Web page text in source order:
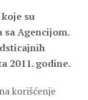
su
Agencijom.
2011. godine.
korišćenje